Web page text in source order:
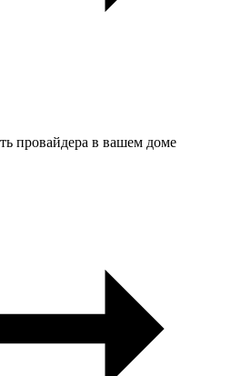
провайдера в вашем доме